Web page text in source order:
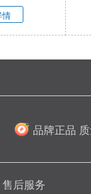
情
品牌正品
售后服务